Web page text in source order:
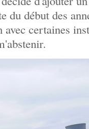
du début des
avec certaines